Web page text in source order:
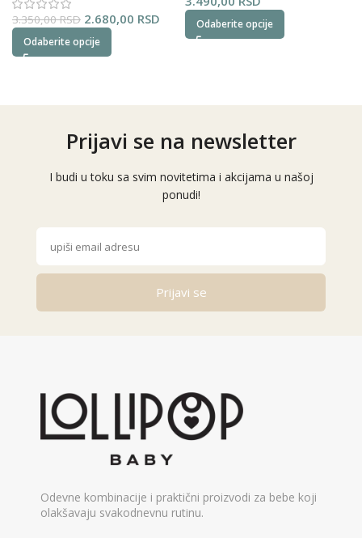
3.350,00RSD 2.680,00 RSD
Odaberite opcije
Odaberite opcije
Prijavi se na newsletter
I budi u toku sa svim novitetima i akcijama u našoj
ponudi!
Prijavi se
Odevne kombinacije i praktični proizvodi za bebe koji
olakšavaju svakodnevnu rutinu.